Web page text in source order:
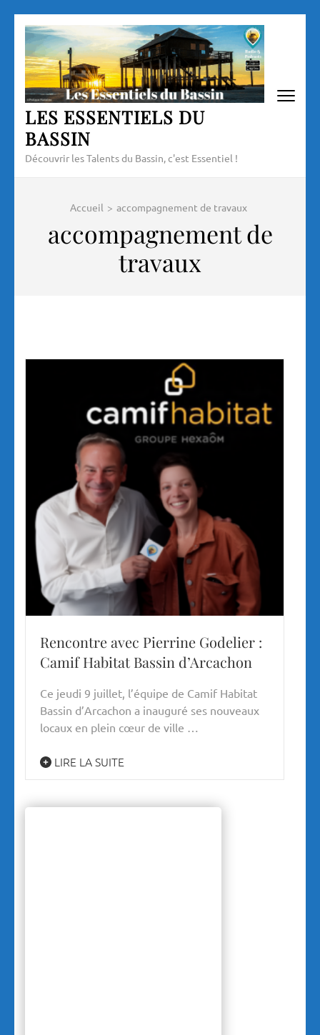
Aller
contenu
(Pressez
Entrée)
LES ESSENTIELS DU
BASSIN
Découvrir les Talents du Bassin, c'est Essentiel !
Accueil > accompagnement de travaux
accompagnement de
travaux
Rencontre avec Pierrine Godelier :
Camif Habitat Bassin d’Arcachon
Ce jeudi 9 juillet, l’équipe de Camif Habitat
Bassin d’Arcachon a inauguré ses nouveaux
locaux en plein cœur de ville …
LIRE LA SUITE